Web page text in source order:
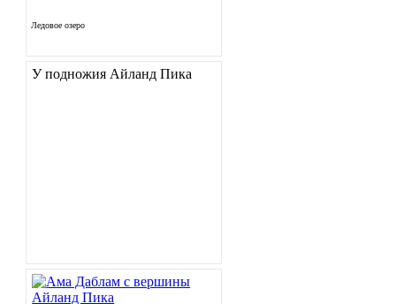
Ледовое озеро
У подножия Айланд Пика